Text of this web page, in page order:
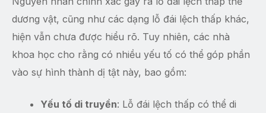
dương vật, cũng như các dạng lỗ đái lệch thấp khác,
hiện vẫn chưa được hiểu rõ. Tuy nhiên, các nhà
khoa học cho rằng có nhiều yếu tố có thể góp phần
vào sự hình thành dị tật này, bao gồm:
Yếu tố di truyền: Lỗ đái lệch thấp có thể di